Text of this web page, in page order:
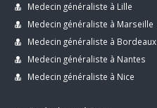
Medecin généraliste à Lille
Medecin généraliste à Marseille
Medecin généraliste à Bordeaux
Medecin généraliste à Nantes
Medecin généraliste à Nice